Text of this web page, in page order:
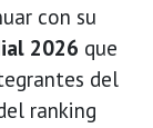
con su
2026 que
del
ranking